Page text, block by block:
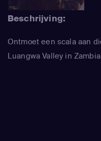
Beschrijving:
Ontmoet een scala aan
Luangwa Valley in Zambia.